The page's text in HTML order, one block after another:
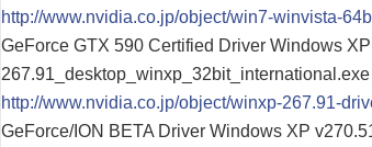
http://www.nvidia.co.jp/object/win7-winvista-
GeForce GTX 590 Certified Driver Windows
267.91_desktop_winxp_32bit_international.exe
http://www.nvidia.co.jp/object/winxp-267.91-
GeForce/ION BETA Driver Windows XP